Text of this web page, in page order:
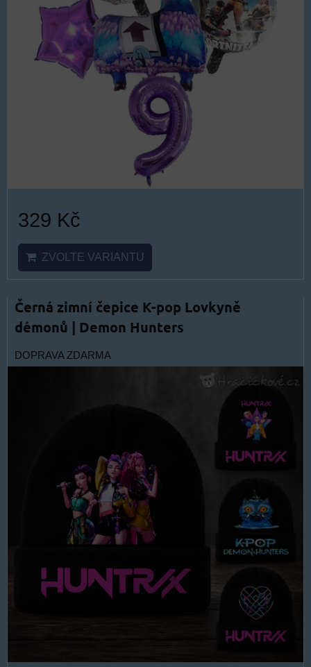
329 Kč
ZVOLTE VARIANTU
Černá zimní čepice K-pop Lovkyně
démonů | Demon Hunters
DOPRAVA ZDARMA